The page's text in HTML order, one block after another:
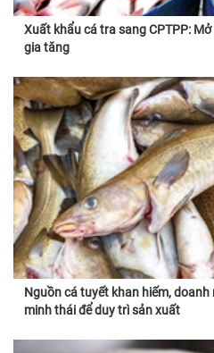
Xuất khẩu cá tra sang CPTPP:
gia tăng
Nguồn cá tuyết khan hiếm,
minh thái để duy trì sản xuất